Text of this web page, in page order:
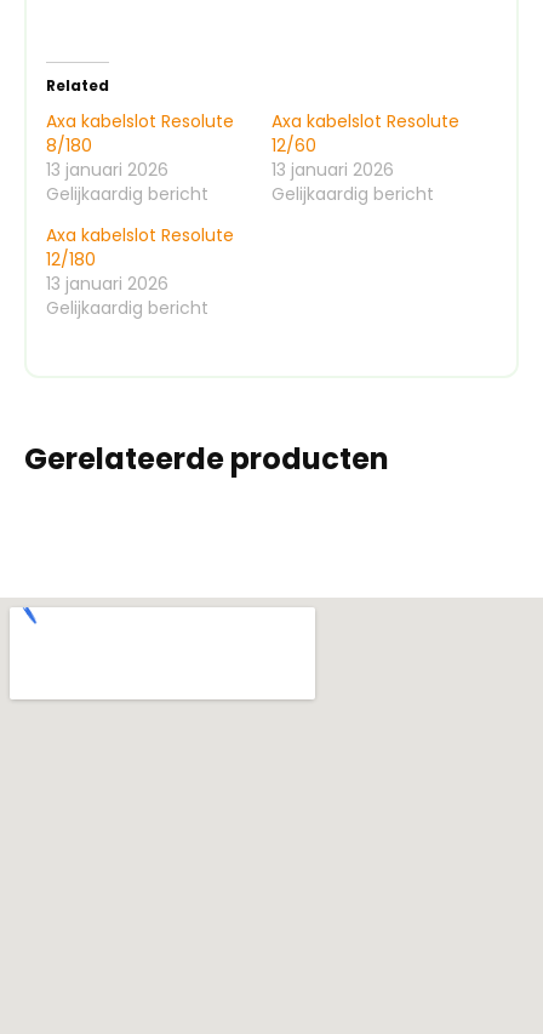
Related
Axa kabelslot Resolute
8/180
13 januari 2026
Gelijkaardig bericht
Axa kabelslot Resolute
12/60
13 januari 2026
Gelijkaardig bericht
Axa kabelslot Resolute
12/180
13 januari 2026
Gelijkaardig bericht
Gerelateerde producten